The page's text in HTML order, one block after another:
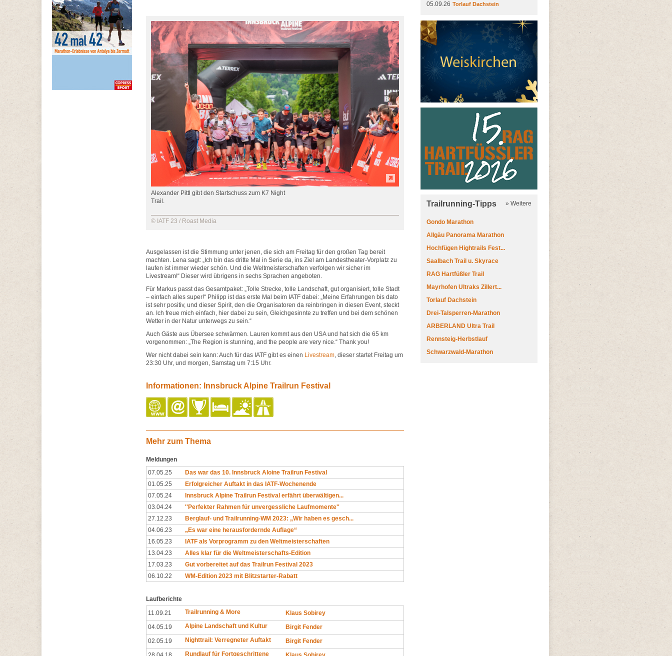
Alexander Pittl gibt den Startschuss zum K7 Night
Trail.
© IATF 23 / Roast Media
Ausgelassen ist die Stimmung unter jenen, die sich am Freitag für den großen Tag bereit
machten. Lena sagt: „Ich bin das dritte Mal in Serie da, ins Ziel am Landestheater-Vorplatz zu
laufen ist immer wieder schön. Und die Weltmeisterschaften verfolgen wir sicher im
Livestream!“ Dieser wird übrigens in sechs Sprachen angeboten.
Für Markus passt das Gesamtpaket: „Tolle Strecke, tolle Landschaft, gut organisiert, tolle Stadt
– einfach alles super!“ Philipp ist das erste Mal beim IATF dabei: „Meine Erfahrungen bis dato
ist sehr positiv, und dieser Spirit, den die Organisatoren da reinbringen in diesen Event, steckt
an. Ich freue mich einfach, hier dabei zu sein, Gleichgesinnte zu treffen und bei dem schönen
Wetter in der Natur unterwegs zu sein.“
Auch Gäste aus Übersee schwärmen. Lauren kommt aus den USA und hat sich die 65 km
vorgenommen: „The Region is stunning, and the people are very nice.“ Thank you!
Wer nicht dabei sein kann: Auch für das IATF gibt es einen Livestream, dieser startet Freitag um
23:30 Uhr, und morgen, Samstag um 7:15 Uhr.
Informationen: Innsbruck Alpine Trailrun Festival
Mehr zum Thema
Meldungen
07.05.25
Das war das 10. Innsbruck Aloine Trailrun Festival
01.05.25
Erfolgreicher Auftakt in das IATF-Wochenende
07.05.24
Innsbruck Alpine Trailrun Festival erfährt überwältigen...
03.04.24
''Perfekter Rahmen für unvergessliche Laufmomente''
27.12.23
Berglauf- und Trailrunning-WM 2023: „Wir haben es gesch...
04.06.23
„Es war eine herausfordernde Auflage“
16.05.23
IATF als Vorprogramm zu den Weltmeisterschaften
13.04.23
Alles klar für die Weltmeisterschafts-Edition
17.03.23
Gut vorbereitet auf das Trailrun Festival 2023
06.10.22
WM-Edition 2023 mit Blitzstarter-Rabatt
Laufberichte
11.09.21
Trailrunning & More
Klaus Sobirey
04.05.19
Alpine Landschaft und Kultur
Birgit Fender
02.05.19
Nighttrail: Verregneter Auftakt
Birgit Fender
Rundlauf für Fortgeschrittene
05.09.26 Torlauf Dachstein
Trailrunning-Tipps » Weitere
Gondo Marathon
Allgäu Panorama Marathon
Hochfügen Hightrails Fest...
Saalbach Trail u. Skyrace
RAG Hartfüßler Trail
Mayrhofen Ultraks Zillert...
Torlauf Dachstein
Drei-Talsperren-Marathon
ARBERLAND Ultra Trail
Rennsteig-Herbstlauf
Schwarzwald-Marathon